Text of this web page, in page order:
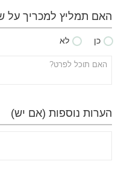
האם תמליץ למכריך על
כן לא
הערות נוספות (אם יש)